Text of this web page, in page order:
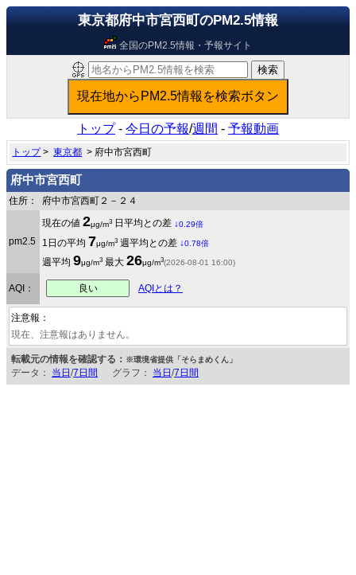
東京都府中市宮西町のPM2.5情報
全国のPM2.5情報・予報サイト
トップ- 今日の予報/週間 - 予報動画
トップ>東京都 > 府中市宮西町
府中市宮西町
住所： 府中市宮西町２－２４
pm2.5
現在の値 2μg/m3 日平均との差 ↓0.29倍
1日の平均 7μg/m3 週平均との差 ↓0.78倍
週平均 9μg/m3 最大 26μg/m3(2026-08-01 16:00)
AQI： 良い AQIとは？
注意報：
現在、注意報はありません。
転載元の情報を確認する： ※環境省提供「そらまめくん」
データ： 当日 /7日間 グラフ： 当日 /7日間